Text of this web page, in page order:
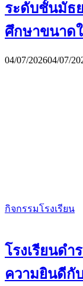
ระดับชั้นมัธ
ศึกษาขนาด
04/07/202604/07/
กิจกรรมโรงเรียน
โรงเรียนดำ
ความยินดีกั